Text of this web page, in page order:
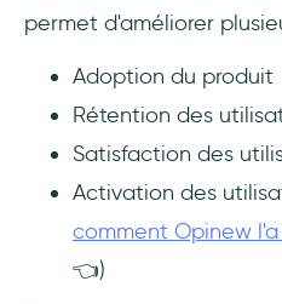
2- Infobulles et pop-
3- Guides interactifs
Section récapitulative
Comment choisir
Guides interactifs vs
permet d'améliorer
Adoption du produit
Rétention des
Satisfaction des
Activation des
comment Opinew
👈)